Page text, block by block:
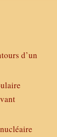
d’un